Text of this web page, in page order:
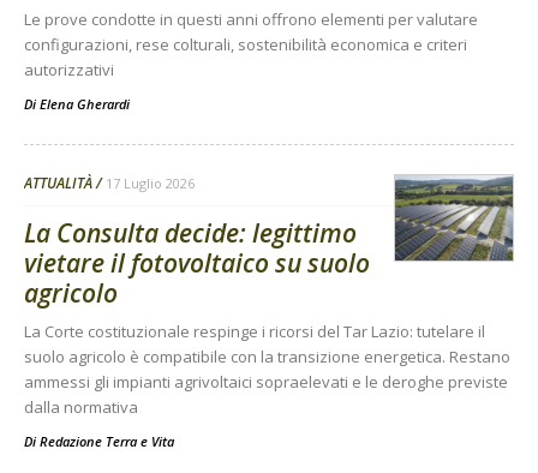
Le prove condotte in questi anni offrono elementi per valutare
configurazioni, rese colturali, sostenibilità economica e criteri
autorizzativi
Di Elena Gherardi
ATTUALITÀ 17 Luglio 2026
La Consulta decide: legittimo
vietare il fotovoltaico su suolo
agricolo
La Corte costituzionale respinge i ricorsi del Tar Lazio: tutelare il
suolo agricolo è compatibile con la transizione energetica. Restano
ammessi gli impianti agrivoltaici sopraelevati e le deroghe previste
dalla normativa
Di Redazione Terra e Vita